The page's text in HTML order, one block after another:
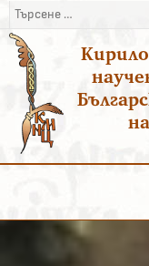
Преминаване
към
съдържанието
Търсене
за: